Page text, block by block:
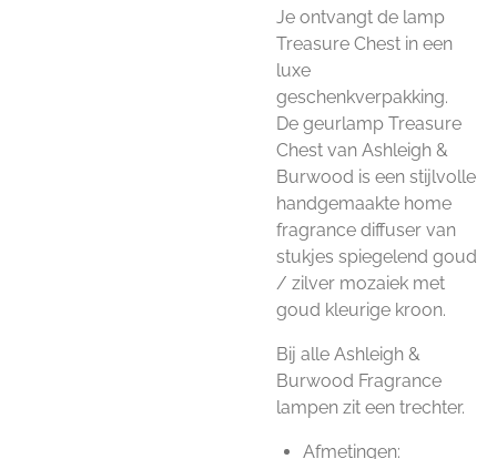
Je ontvangt de lamp
Treasure Chest in een
luxe
geschenkverpakking.
De geurlamp Treasure
Chest van Ashleigh &
Burwood is een stijlvolle
handgemaakte home
fragrance diffuser van
stukjes spiegelend goud
/ zilver mozaiek met
goud kleurige kroon.
Bij alle Ashleigh &
Burwood Fragrance
lampen zit een trechter.
Afmetingen: